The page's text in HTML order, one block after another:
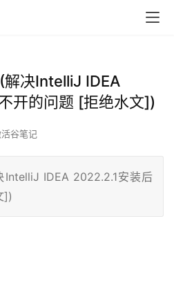
决IntelliJ IDEA
开的问题 [拒绝水文])
谷笔记
IntelliJ IDEA 2022.2.1安装后
])